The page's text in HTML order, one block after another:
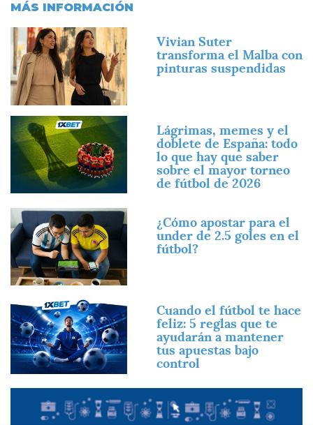
MÁS INFORMACIÓN
Imagen
Vivian Suter
transforma el Malba con
pinturas suspendidas
Imagen
Lágrimas, memes y el
doblete de España: todo
lo que hay que saber
sobre el mayor torneo
de fútbol de 2026
Imagen
¿Cómo apostar para el
under de 2.5 goles en el
fútbol?
Imagen
Cuando el fútbol te hace
feliz: 5 reglas que te
ayudarán a mantener
tus apuestas bajo
control